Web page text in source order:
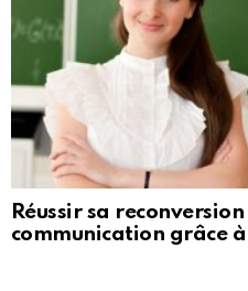
Réussir sa
communication grâce